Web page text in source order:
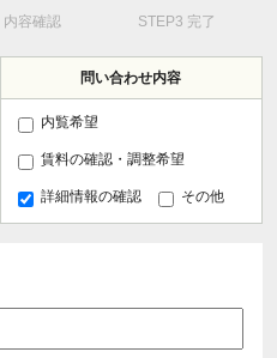
内容確認 STEP3 完了
問い合わせ内容
内覧希望
賃料の確認・調整希望
詳細情報の確認 その他